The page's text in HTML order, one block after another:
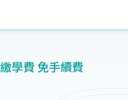
學費 免手續費